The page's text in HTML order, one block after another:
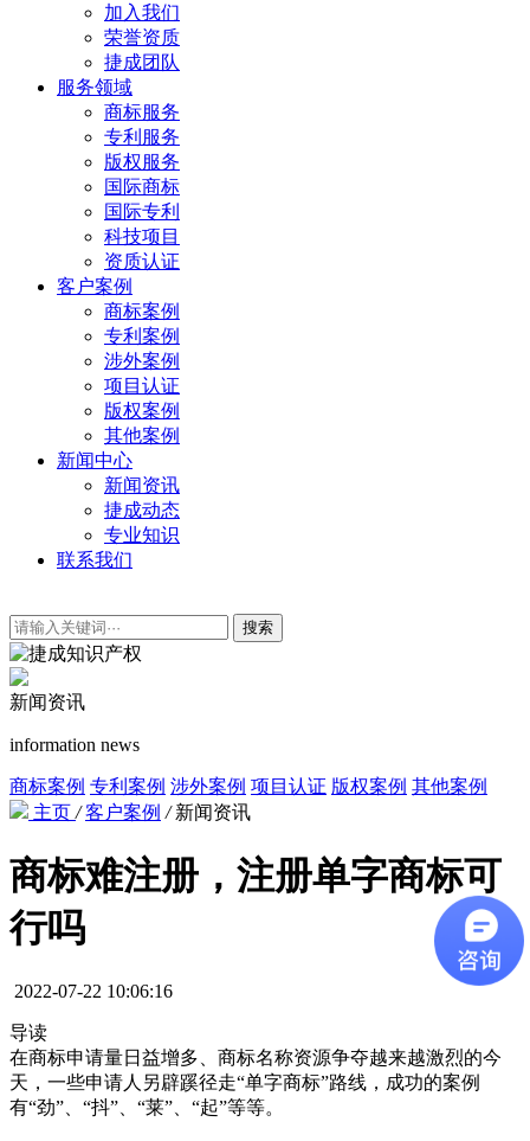
加入我们
荣誉资质
捷成团队
服务领域
商标服务
专利服务
版权服务
国际商标
国际专利
科技项目
资质认证
客户案例
商标案例
专利案例
涉外案例
项目认证
版权案例
其他案例
新闻中心
新闻资讯
捷成动态
专业知识
联系我们
搜索
新闻资讯
information news
商标案例 专利案例 涉外案例 项目认证 版权案例 其他案例
主页 / 客户案例 / 新闻资讯
商标难注册，注册单字商标可
行吗
2022-07-22 10:06:16
导读
在商标申请量日益增多、商标名称资源争夺越来越激烈的今
天，一些申请人另辟蹊径走“单字商标”路线，成功的案例
有“劲”、“抖”、“莱”、“起”等等。